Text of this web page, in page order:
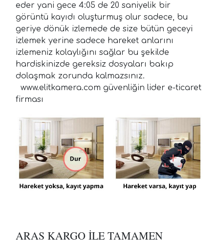
eder yani gece 4:05 de 20 saniyelik bir
görüntü kayıdı oluşturmuş olur sadece, bu
geriye dönük izlemede de size bütün geceyi
izlemek yerine sadece hareket anlarını
izlemeniz kolaylığını sağlar bu şekilde
hardiskinizde gereksiz dosyaları bakıp
dolaşmak zorunda kalmazsınız.
www.elitkamera.com güvenliğin lider e-ticaret
firması
ARAS KARGO İLE TAMAMEN